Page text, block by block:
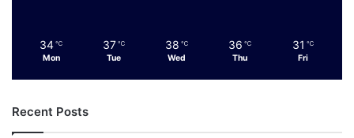
34 ℃
Mon
37 ℃
Tue
38 ℃
Wed
36 ℃
Thu
31 ℃
Fri
Recent Posts